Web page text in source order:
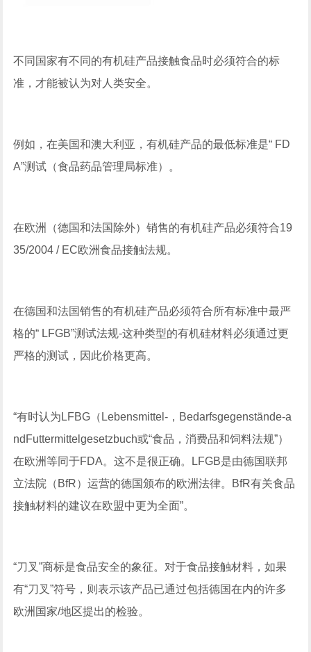
不同国家有不同的有机硅产品接触食品时必须符合的标
准，才能被认为对人类安全。
例如，在美国和澳大利亚，有机硅产品的最低标准是“ FD
A”测试（食品药品管理局标准）。
在欧洲（德国和法国除外）销售的有机硅产品必须符合19
35/2004 / EC欧洲食品接触法规。
在德国和法国销售的有机硅产品必须符合所有标准中最严
格的“ LFGB”测试法规-这种类型的有机硅材料必须通过更
严格的测试，因此价格更高。
“有时认为LFBG（Lebensmittel-，Bedarfsgegenstände-a
ndFuttermittelgesetzbuch或“食品，消费品和饲料法规”）
在欧洲等同于FDA。这不是很正确。LFGB是由德国联邦
立法院（BfR）运营的德国颁布的欧洲法律。BfR有关食品
接触材料的建议在欧盟中更为全面”。
“刀叉”商标是食品安全的象征。对于食品接触材料，如果
有“刀叉”符号，则表示该产品已通过包括德国在内的许多
欧洲国家/地区提出的检验。